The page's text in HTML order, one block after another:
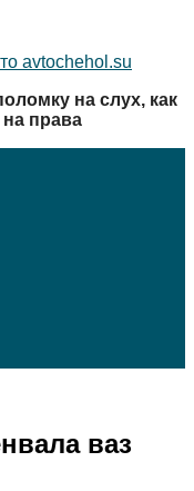
avtochehol.su
на слух, как
на права
ваз